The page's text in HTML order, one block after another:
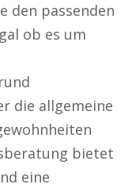
den passenden
ob es um
die allgemeine
bietet
eine